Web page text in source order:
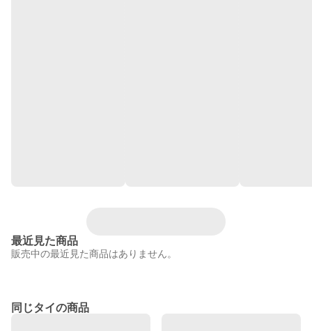
最近見た商品
販売中の最近見た商品はありません。
同じタイの商品